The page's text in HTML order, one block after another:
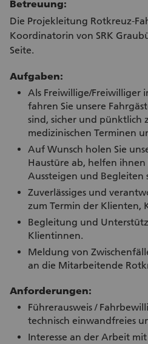
Betreuung:
Die Projekleitung Rotkreuz-
Koordinatorin von SRK
Seite.
Aufgaben:
Als Freiwillige/Freiwilliger
fahren Sie unsere
sind, sicher und pünktlich
medizinischen Terminen
Auf Wunsch holen Sie
Haustüre ab, helfen ihnen
Aussteigen und Begleiten
Zuverlässiges und
zum Termin der Klienten,
Begleitung und
Klientinnen.
Meldung von
an die Mitarbeitende
Anforderungen:
Führerausweis /
technisch einwandfreies
Interesse an der Arbeit